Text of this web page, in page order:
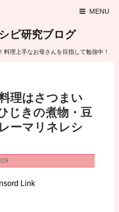
MENU
ピ研究ブログ
料理上手なお母さんを目指して勉強中！
理はさつまい
じきの煮物・豆
ーマリネレシ
Link